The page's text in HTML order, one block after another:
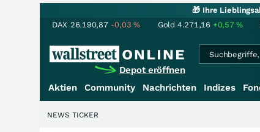
🎁 Ihre
DAX 26.190,87 -0,03% Gold 4.271,16 +0,57%
Depot eröffnen
Aktien Community Nachrichten Indizes
NEWS TICKER